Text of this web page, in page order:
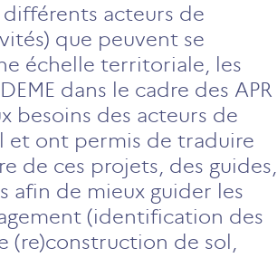
acteurs de
que peuvent se
échelle territoriale, les
dans le cadre des APR
besoins des acteurs de
et ont permis de traduire
de ces projets, des guides,
afin de mieux guider les
(identification des
(re)construction de sol,